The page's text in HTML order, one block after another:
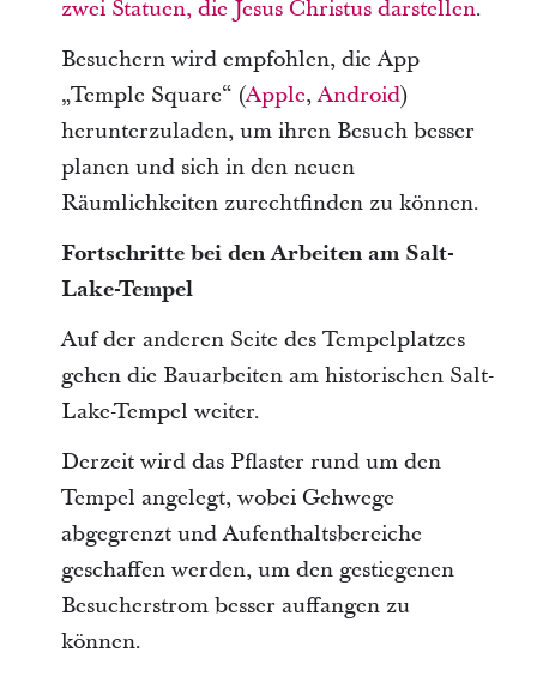
zwei Statuen, die Jesus Christus darstellen.
Besuchern wird empfohlen, die App
„Temple Square“ (Apple,Android)
herunterzuladen, um ihren Besuch besser
planen und sich in den neuen
Räumlichkeiten zurechtfinden zu können.
Fortschritte bei den Arbeiten am Salt-
Lake-Tempel
Auf der anderen Seite des Tempelplatzes
gehen die Bauarbeiten am historischen Salt-
Lake-Tempel weiter.
Derzeit wird das Pflaster rund um den
Tempel angelegt, wobei Gehwege
abgegrenzt und Aufenthaltsbereiche
geschaffen werden, um den gestiegenen
Besucherstrom besser auffangen zu
können.